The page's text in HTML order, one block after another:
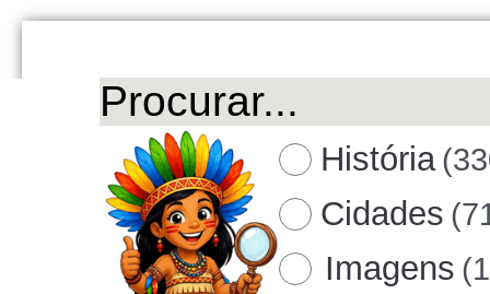
História
Cidades
Imagens